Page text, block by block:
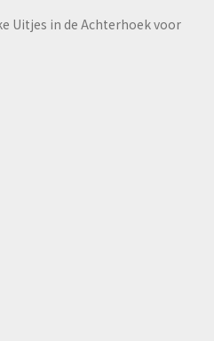
Uitjes in de Achterhoek voor